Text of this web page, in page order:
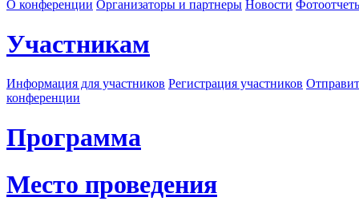
О конференции Организаторы и партнеры Новости
Участникам
Информация для участников Регистрация участников
конференции
Программа
Место проведения